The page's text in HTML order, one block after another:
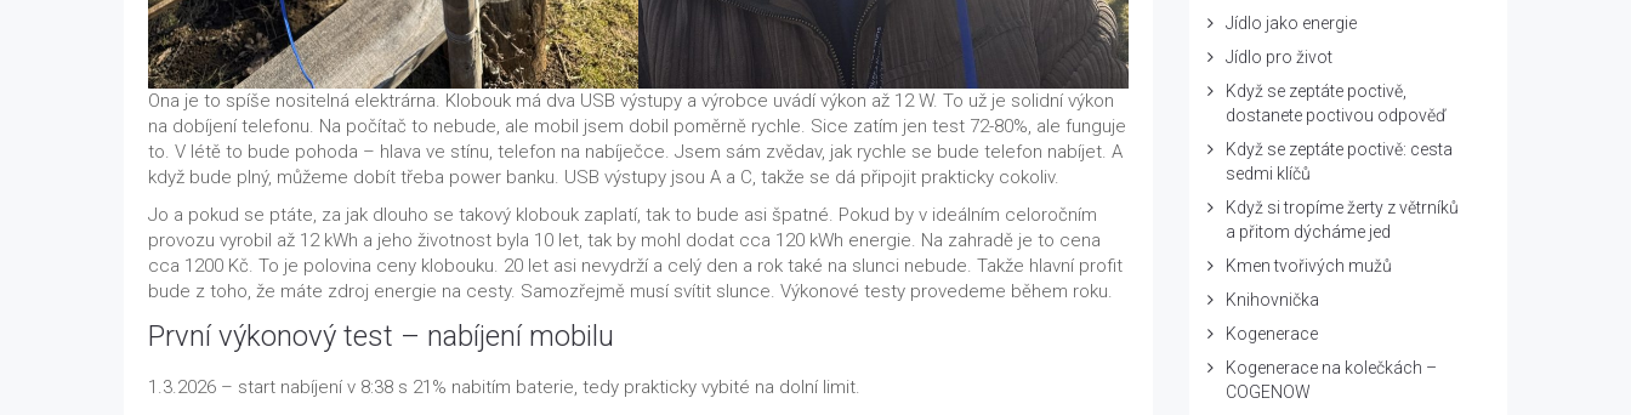
Ona je to spíše nositelná elektrárna. Klobouk má dva USB výstupy a výrobce uvádí výkon až 12 W. To už je solidní výkon
na dobíjení telefonu. Na počítač to nebude, ale mobil jsem dobil poměrně rychle. Sice zatím jen test 72-80%, ale funguje
to. V létě to bude pohoda – hlava ve stínu, telefon na nabíječce. Jsem sám zvědav, jak rychle se bude telefon nabíjet. A
když bude plný, můžeme dobít třeba power banku. USB výstupy jsou A a C, takže se dá připojit prakticky cokoliv.
Jo a pokud se ptáte, za jak dlouho se takový klobouk zaplatí, tak to bude asi špatné. Pokud by v ideálním celoročním
provozu vyrobil až 12 kWh a jeho životnost byla 10 let, tak by mohl dodat cca 120 kWh energie. Na zahradě je to cena
cca 1200 Kč. To je polovina ceny klobouku. 20 let asi nevydrží a celý den a rok také na slunci nebude. Takže hlavní profit
bude z toho, že máte zdroj energie na cesty. Samozřejmě musí svítit slunce. Výkonové testy provedeme během roku.
První výkonový test – nabíjení mobilu
1.3.2026 – start nabíjení v 8:38 s 21% nabitím baterie, tedy prakticky vybité na dolní limit.
Jídlo jako energie
Jídlo pro život
Když se zeptáte poctivě,
dostanete poctivou odpověď
Když se zeptáte poctivě: cesta
sedmi klíčů
Když si tropíme žerty z větrníků
a přitom dýcháme jed
Kmen tvořivých mužů
Knihovnička
Kogenerace
Kogenerace na kolečkách –
COGENOW